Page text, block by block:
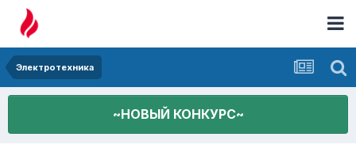
Электротехника
~НОВЫЙ КОНКУРС~